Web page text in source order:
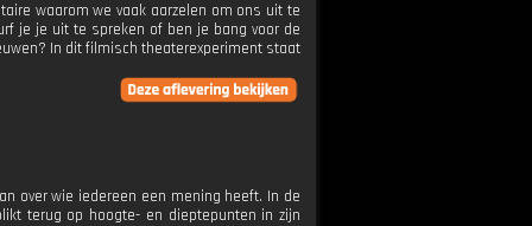
waarom we vaak aarzelen om ons uit te
je je uit te spreken of ben je bang voor de
In dit filmisch theaterexperiment staat
over wie iedereen een mening heeft. In de
terug op hoogte- en dieptepunten in zijn